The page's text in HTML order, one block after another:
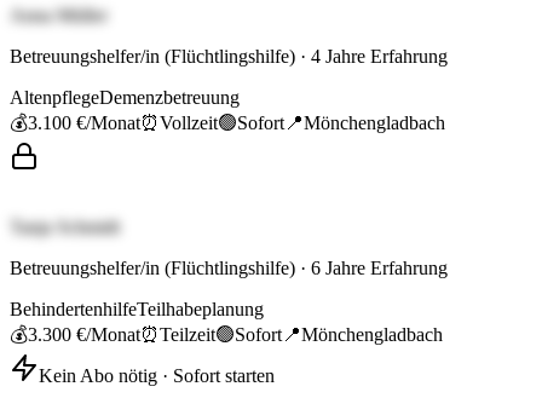
Anna Müller
Betreuungshelfer/in (Flüchtlingshilfe) · 4 Jahre Erfahrung
AltenpflegeDemenzbetreuung
💰3.100 €/Monat⏰Vollzeit🟢Sofort 📍Mönchengladbach
Tanja Schmidt
Betreuungshelfer/in (Flüchtlingshilfe) · 6 Jahre Erfahrung
BehindertenhilfeTeilhabeplanung
💰3.300 €/Monat⏰Teilzeit🟢Sofort 📍Mönchengladbach
Kein Abo nötig · Sofort starten